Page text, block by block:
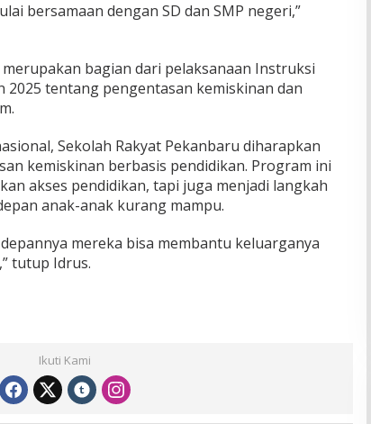
bersamaan dengan SD dan SMP negeri,”
bagian dari pelaksanaan Instruksi
2025 tentang pengentasan kemiskinan dan
Sekolah Rakyat Pekanbaru diharapkan
kemiskinan berbasis pendidikan. Program ini
akses pendidikan, tapi juga menjadi langkah
anak-anak kurang mampu.
mereka bisa membantu keluarganya
tutup Idrus.
Ikuti Kami